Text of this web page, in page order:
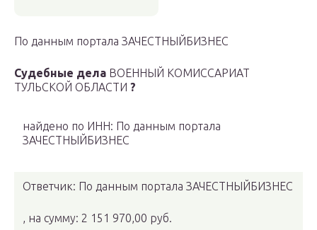
По данным портала ЗАЧЕСТНЫЙБИЗНЕС
Судебные дела ВОЕННЫЙ КОМИССАРИАТ
ТУЛЬСКОЙ ОБЛАСТИ ?
найдено по ИНН: По данным портала
ЗАЧЕСТНЫЙБИЗНЕС
Ответчик: По данным портала ЗАЧЕСТНЫЙБИЗНЕС
, на сумму: 2 151 970,00 руб.